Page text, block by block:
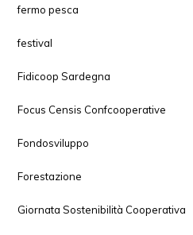
fermo pesca
festival
Fidicoop Sardegna
Focus Censis Confcooperative
Fondosviluppo
Forestazione
Giornata Sostenibilità Cooperativa